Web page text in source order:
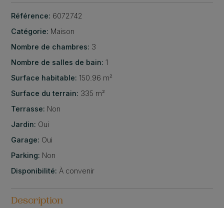
Référence: 6072742
Catégorie: Maison
Nombre de chambres: 3
Nombre de salles de bain: 1
Surface habitable: 150.96 m²
Surface du terrain: 335 m²
Terrasse: Non
Jardin: Oui
Garage: Oui
Parking: Non
Disponibilité: À convenir
Description